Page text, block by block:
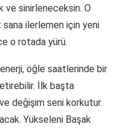
ve sinirleneceksin. O
sana ilerlemen için yeni
o rotada yürü.
enerji, öğle saatlerinde bir
İlk başta
değişim seni korkutur.
Yükseleni Başak